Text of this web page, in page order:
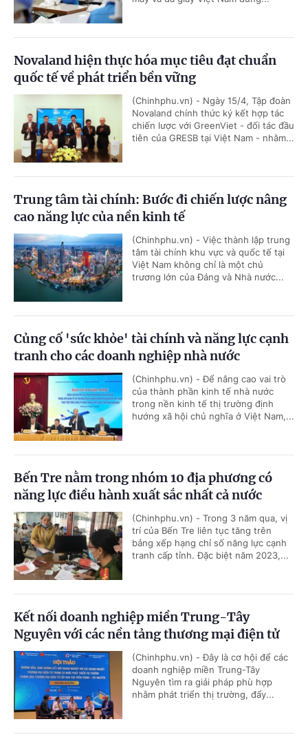
Novaland hiện thực hóa mục tiêu đạt chuẩn
quốc tế về phát triển bền vững
(Chinhphu.vn) - Ngày 15/4, Tập đoàn
Novaland chính thức ký kết hợp tác
chiến lược với GreenViet - đối tác đầu
tiên của GRESB tại Việt Nam - nhằm...
Trung tâm tài chính: Bước đi chiến lược nâng
cao năng lực của nền kinh tế
(Chinhphu.vn) - Việc thành lập trung
tâm tài chính khu vực và quốc tế tại
Việt Nam không chỉ là một chủ
trương lớn của Đảng và Nhà nước...
Củng cố 'sức khỏe' tài chính và năng lực cạnh
tranh cho các doanh nghiệp nhà nước
(Chinhphu.vn) - Để nâng cao vai trò
của thành phần kinh tế nhà nước
trong nền kinh tế thị trường định
hướng xã hội chủ nghĩa ở Việt Nam,...
Bến Tre nằm trong nhóm 10 địa phương có
năng lực điều hành xuất sắc nhất cả nước
(Chinhphu.vn) - Trong 3 năm qua, vị
trí của Bến Tre liên tục tăng trên
bảng xếp hạng chỉ số năng lực cạnh
tranh cấp tỉnh. Đặc biệt năm 2023,...
Kết nối doanh nghiệp miền Trung-Tây
Nguyên với các nền tảng thương mại điện tử
(Chinhphu.vn) - Đây là cơ hội để các
doanh nghiệp miền Trung-Tây
Nguyên tìm ra giải pháp phù hợp
nhằm phát triển thị trường, đẩy...